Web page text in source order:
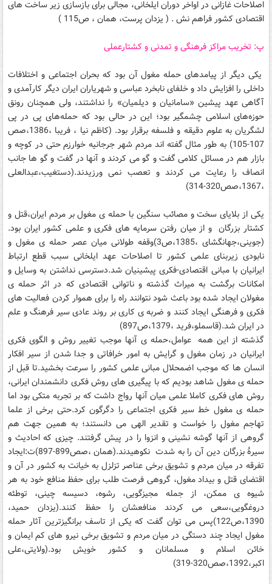
اصلاحات غازانی در اواخر دوران ایلخانی، مجالی برای بازسازی زیر ساخت های
اقتصادی کشور فراهم نش . ( یزدان پرست، همان ، ص115 )
پ: تخریب مراکز فرهنگی و تمدنی و کشتارعملی
یکی دیگر از پیامدهای حمله مغول آن بود که بحران اجتماعی و اختلافات
داخلی را افزایش داد و خلفای نابخرد عباسی و شهریاران ایران دیگر کارآمدی و
آگاهی عهد پیشین «سامانیان و دیلمیان» را نداشتند، ولی همچنان رونق
حوزه‌های اسلامی چشمگیر بود؛ این در حالی بود که حمله‌های پی در پی
لشگریان به علوم دقیقه و فلسفه برقرار بود. (کاظم نیا ، فریبا ،1386،صص
107-105) به طور مثال گفته اند مردم شهر جرجانیه خوارزم حتی در کوچه و
بازار هم در مسائل کلامی گفت و گو می کردند و آنها در گفت و گو ها جانب
انصاف را رعایت می کردند و تعصب نمی ورزیدند.(دستغیب،عبدالعلی
،1367،صص320-314)
یکی از بلایای سخت و مصائب سنگین با حمله ی مغول بر مردم ایران،قتل و
کشتار بزرگان و از میان رفتن سرمایه های فکری و علمی کشور ایران بود.
(جوینی،جهانگشای ،1385،ص3)وقفه طولانی میان عصر حمله ی مغول و
نابودی زیربنای علمی کشور تا اصلاحات عهد ایلخانی سبب قطع ارتباط
ایرانیان با مبانی اقتصادی-فکری پیشینیان شد.دسترسی نداشتن به وسایل و
امکانات برگشت به میراث گذشته و ناتوانی اقتصادی که در اثر حمله ی
مغولان ایجاد شده بود باعث شود نتوانند راه را برای هموار کردن فعالیت های
فکری و فرهنگی ایجاد کنند و ضربه ی کاری بر روند عادی سیر فرهنگ و علم
در ایران شد.(قاسملو،فرید ،1379،ص897)
گذشته از این همه عوامل،حمله ی آنها موجب تغییر روش و الگوی فکری
ایرانیان در زمان مغول و گرایش به امور خرافاتی و جدا شدن از سیر افکار
انسان ها که موجب اضمحلال مبانی علمی کشور را سرعت بخشید.تا قبل از
حمله ی مغول شاهد بودیم که با پیگیری های روش فکری دانشمندان ایرانی،
روش های فکری کاملا علمی میان آنها رواج داشت که بر تجربه متکی بود اما
حمله ی مغول خط سیر فکری اجتماعی را دگرگون کرد.حتی برخی از علما
تهاجم مغول را خواست و تقدیر الهی می دانستند؛ به همین جهت هم
گروهی از آنها گوشه نشینی و انزوا را در پیش گرفتند. چیزی که احادیث و
سیرۀ بزرگان دین آن را به شدت نکوهیدند.(همان ،صص899-897)ت:ایجاد
تفرقه در میان مردم و تشویق برخی عناصر تزلزل به خیانت به کشور در آن و
اقتضای قتل و بیداد مغول، گروهی فرصت طلب برای حفظ منافع خود به هر
شیوه ی ممکن، از جمله مجیزگویی، رشوه، دسیسه چینی، توطئه
دروغگویی،سعی می کردند منافعشان را حفظ کنند.(یزدان حمید،
1390،ص122)پس می توان گفت که یکی از تاسف برانگیزترین آثار حمله
مغول ایجاد چند دستگی در میان مردم و تشویق برخی نیرو های کم ایمان و
خائن اسلام و مسلمانان و کشور خویش بود.(ولایتی،علی
اکبر،1392،صص320-319)